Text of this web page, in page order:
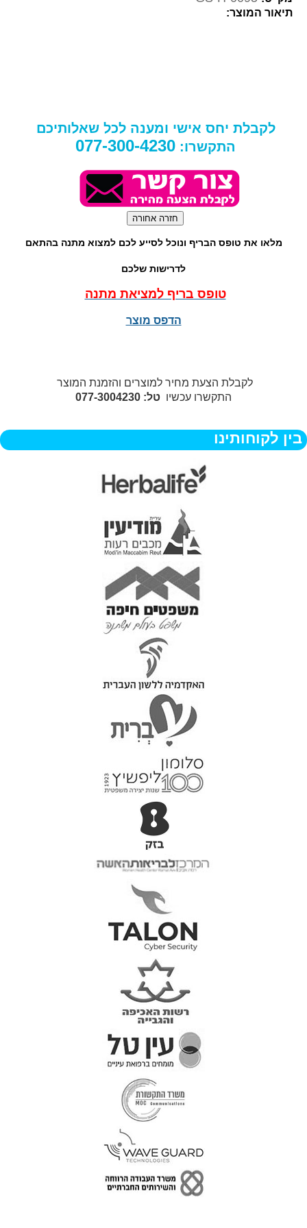
תיאור המוצר:
לקבלת יחס אישי ומענה לכל שאלותיכם
התקשרו: 077-300-4230
מלאו את טופס הבריף ונוכל לסייע לכם למצוא מתנה בהתאם
לדרישות שלכם
טופס בריף למציאת מתנה
הדפס מוצר
לקבלת הצעת מחיר למוצרים והזמנת המוצר
התקשרו עכשיו טל: 077-3004230
בין לקוחותינו